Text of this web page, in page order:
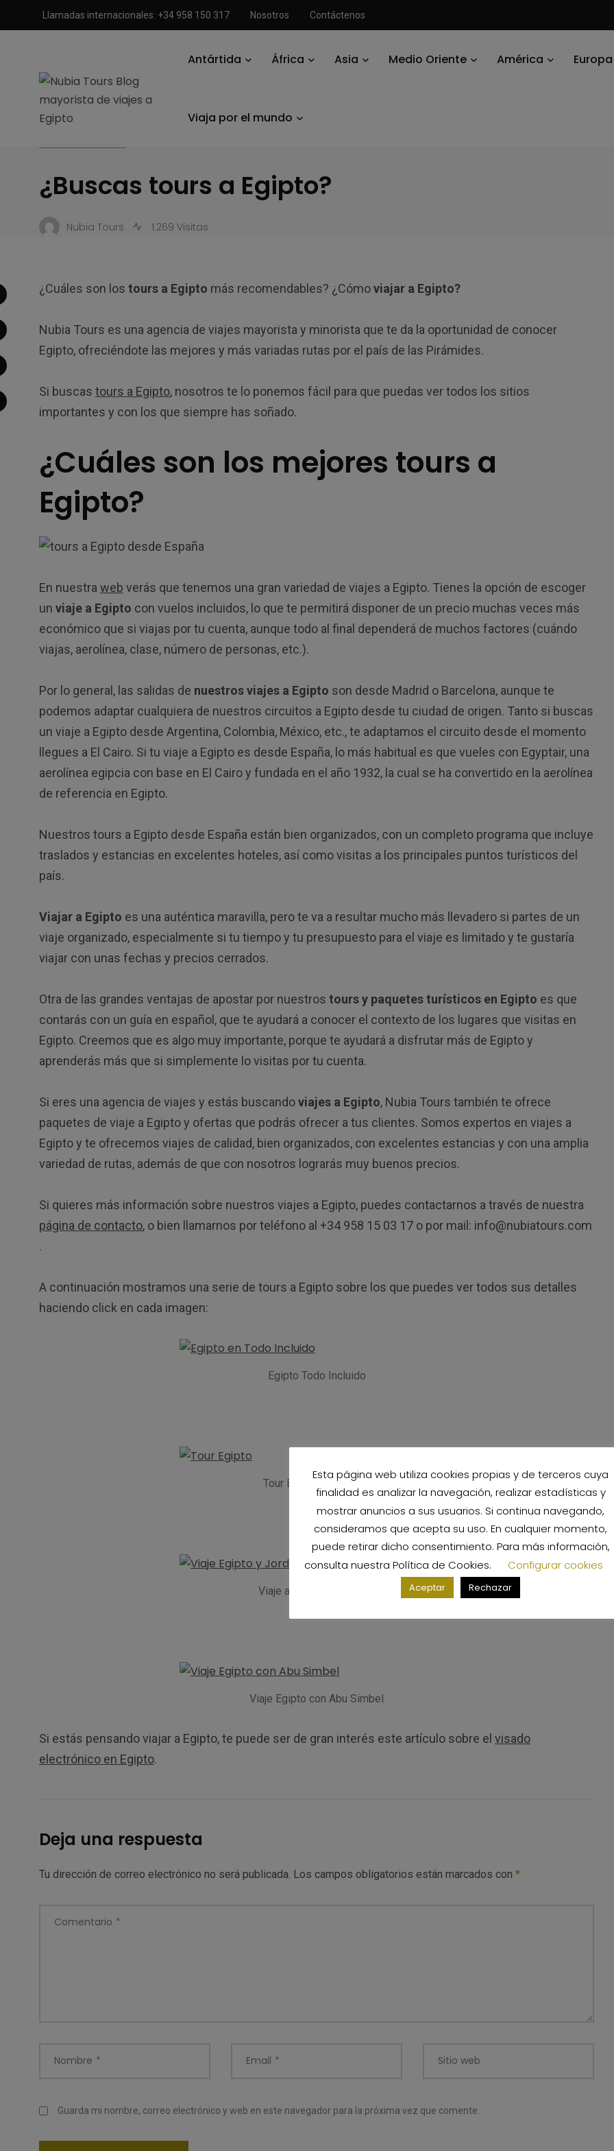
Llamadas internacionales: +34 958 150 317 Nosotros Contáctenos
Antártida África Asia Medio Oriente América Europa
Viaja por el mundo
¿Buscas tours a Egipto?
Nubia Tours 1.269 Visitas
¿Cuáles son los tours a Egipto más recomendables? ¿Cómoviajar a Egipto?
Nubia Tours es una agencia de viajes mayorista y minorista que te da la oportunidad de conocer
Egipto, ofreciéndote las mejores y más variadas rutas por el país de las Pirámides.
Si buscas tours a Egipto, nosotros te lo ponemos fácil para que puedas ver todos los sitios
importantes y con los que siempre has soñado.
¿Cuáles son los mejores tours a
Egipto?
En nuestra web verás que tenemos una gran variedad de viajes a Egipto. Tienes la opción de escoger
un viaje a Egipto con vuelos incluidos, lo que te permitirá disponer de un precio muchas veces más
económico que si viajas por tu cuenta, aunque todo al final dependerá de muchos factores (cuándo
viajas, aerolínea, clase, número de personas, etc.).
Por lo general, las salidas de nuestros viajes a Egipto son desde Madrid o Barcelona, aunque te
podemos adaptar cualquiera de nuestros circuitos a Egipto desde tu ciudad de origen. Tanto si buscas
un viaje a Egipto desde Argentina, Colombia, México, etc., te adaptamos el circuito desde el momento
llegues a El Cairo. Si tu viaje a Egipto es desde España, lo más habitual es que vueles con Egyptair, una
aerolínea egipcia con base en El Cairo y fundada en el año 1932, la cual se ha convertido en la aerolínea
de referencia en Egipto.
Nuestros tours a Egipto desde España están bien organizados, con un completo programa que incluye
traslados y estancias en excelentes hoteles, así como visitas a los principales puntos turísticos del
país.
Viajar a Egipto es una auténtica maravilla, pero te va a resultar mucho más llevadero si partes de un
viaje organizado, especialmente si tu tiempo y tu presupuesto para el viaje es limitado y te gustaría
viajar con unas fechas y precios cerrados.
Otra de las grandes ventajas de apostar por nuestros tours y paquetes turísticos en Egipto es que
contarás con un guía en español, que te ayudará a conocer el contexto de los lugares que visitas en
Egipto. Creemos que es algo muy importante, porque te ayudará a disfrutar más de Egipto y
aprenderás más que si simplemente lo visitas por tu cuenta.
Si eres una agencia de viajes y estás buscandoviajes a Egipto, Nubia Tours también te ofrece
paquetes de viaje a Egipto y ofertas que podrás ofrecer a tus clientes. Somos expertos en viajes a
Egipto y te ofrecemos viajes de calidad, bien organizados, con excelentes estancias y con una amplia
variedad de rutas, además de que con nosotros lograrás muy buenos precios.
Si quieres más información sobre nuestros viajes a Egipto, puedes contactarnos a través de nuestra
página de contacto, o bien llamarnos por teléfono al +34 958 15 03 17 o por mail: info@nubiatours.com
.
A continuación mostramos una serie de tours a Egipto sobre los que puedes ver todos sus detalles
haciendo click en cada imagen:
Egipto Todo Incluido
Tour Egipto de 10 días
Viaje a Egipto y Jordania
Viaje Egipto con Abu Simbel
Si estás pensando viajar a Egipto, te puede ser de gran interés este artículo sobre el visado
electrónico en Egipto.
Deja una respuesta
Tu dirección de correo electrónico no será publicada. Los campos obligatorios están marcados con *
Comentario *
Nombre * Email * Sitio web
Guarda mi nombre, correo electrónico y web en este navegador para la próxima vez que comente.
Esta página web utiliza cookies propias y de terceros cuya
finalidad es analizar la navegación, realizar estadísticas y
mostrar anuncios a sus usuarios. Si continua navegando,
consideramos que acepta su uso. En cualquier momento,
puede retirar dicho consentimiento. Para más información,
consulta nuestra Política de Cookies. Configurar cookies
Aceptar Rechazar